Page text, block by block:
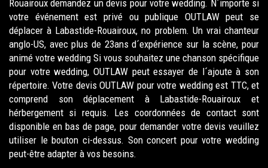
Rouairoux demandez un devis pour votre wedding. N´importe si
votre événement est privé ou publique OUTLAW peut se
déplacer à Labastide-Rouairoux, no problem. Un vrai chanteur
anglo-US, avec plus de 23ans d´expérience sur la scène, pour
animé votre wedding Si vous souhaitez une chanson spécifique
pour votre wedding, OUTLAW peut essayer de l´ajoute à son
répertoire. Votre devis OUTLAW pour votre wedding est TTC, et
comprend son déplacement à Labastide-Rouairoux et
hérbergement si requis. Les coordonnées de contact sont
disponible en bas de page, pour demander votre devis veuillez
utiliser le bouton ci-dessus. Son concert pour votre wedding
peut-être adapter à vos besoins.